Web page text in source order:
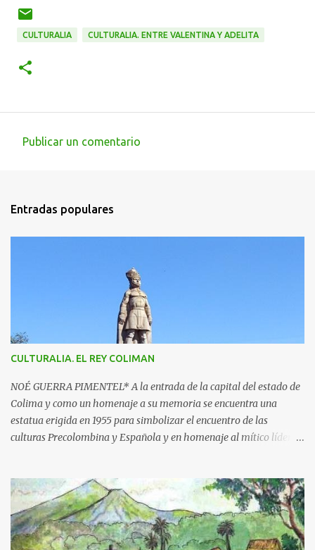
CULTURALIA CULTURALIA. ENTRE VALENTINA Y ADELITA
e
n
o
s
Publicar un comentario
Entradas populares
CULTURALIA. EL REY COLIMAN
NOÉ GUERRA PIMENTEL* A la entrada de la capital del estado de
Colima y como un homenaje a su memoria se encuentra una
estatua erigida en 1955 para simbolizar el encuentro de las
culturas Precolombina y Española y en homenaje al mítico líder
de México. El monumento representa a un ideal guerrero en pie,
sobre una base circular de más de 7 metros de alto. La estatua
labrada en piedra tono gris, descansa sobre un pedestal con el
jeroglífico primitivo de "Acolman" y la inscripción: Rey de